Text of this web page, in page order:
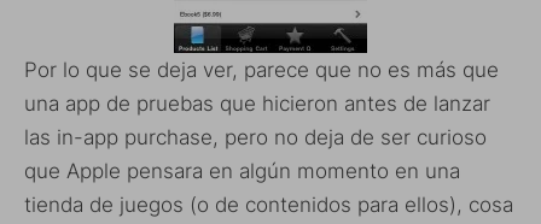
Por lo que se deja ver, parece que no es más que
una app de pruebas que hicieron antes de lanzar
las in-app purchase, pero no deja de ser curioso
que Apple pensara en algún momento en una
tienda de juegos (o de contenidos para ellos), cosa